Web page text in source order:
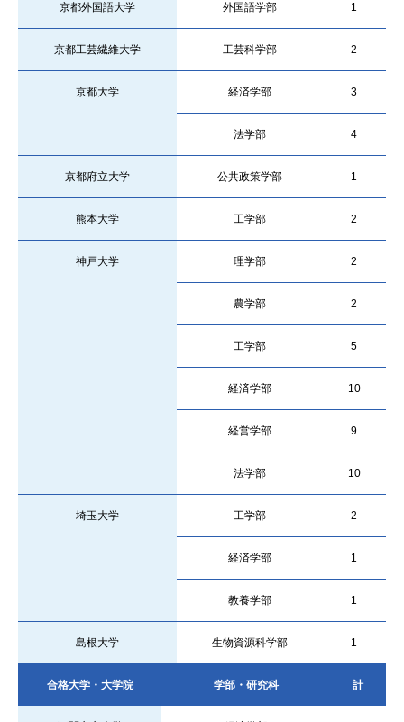
京都外国語大学 外国語学部 1
京都工芸繊維大学 工芸科学部 2
京都大学 経済学部 3
法学部 4
京都府立大学 公共政策学部 1
熊本大学 工学部 2
神戸大学 理学部 2
農学部 2
工学部 5
経済学部 10
経営学部 9
法学部 10
埼玉大学 工学部 2
経済学部 1
教養学部 1
島根大学 生物資源科学部 1
合格大学・大学院 学部・研究科 計